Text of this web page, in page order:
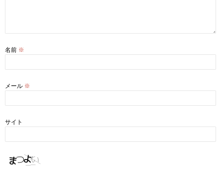
名前 ※
メール ※
サイト